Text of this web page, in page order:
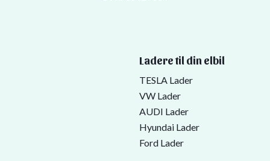
Ladere til din elbil
TESLA Lader
VW Lader
AUDI Lader
Hyundai Lader
Ford Lader